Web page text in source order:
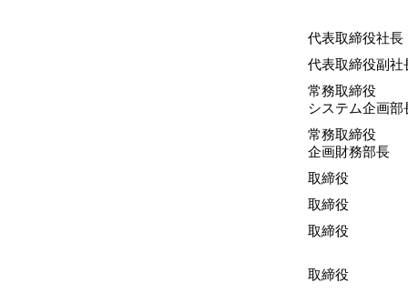
代表取締役社長
代表取締役副社
常務取締役
システム企画部
常務取締役
企画財務部長
取締役
取締役
取締役
取締役